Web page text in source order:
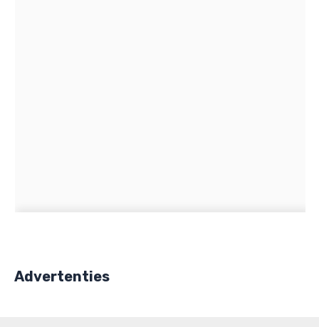
Advertenties